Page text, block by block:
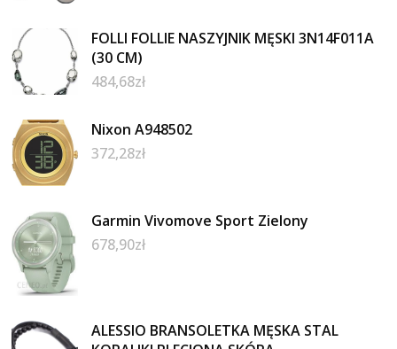
FOLLI FOLLIE NASZYJNIK MĘSKI 3N14F011A
(30 CM)
484,68zł
Nixon A948502
372,28zł
Garmin Vivomove Sport Zielony
678,90zł
ALESSIO BRANSOLETKA MĘSKA STAL